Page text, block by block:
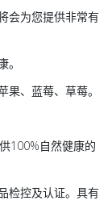
会为您提供非常有
、蓝莓、草莓。
100%自然健康的
检控及认证。具有